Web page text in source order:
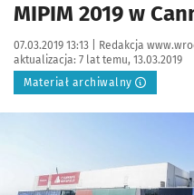
MIPIM 2019 w
Data publikacji:
07.03.2019 13:13 | Autor:
Redakcja
aktualizacja: 7 lat temu, 13.03.2019
Materiał archiwalny